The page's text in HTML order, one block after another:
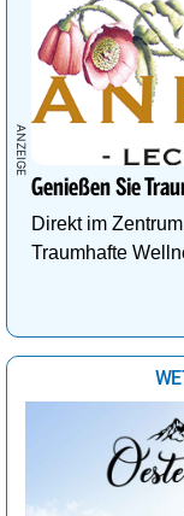
Genießen Sie
Direkt im
Traumhafte